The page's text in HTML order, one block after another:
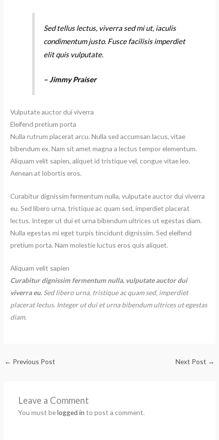
Sed tellus lectus, viverra sed mi ut, iaculis
condimentum justo. Fusce facilisis imperdiet
elit quis vulputate.
– Jimmy Praiser
Vulputate auctor dui viverra
Eleifend pretium porta
Nulla rutrum placerat arcu. Nulla sed accumsan lacus, vitae
bibendum ex. Nam sit amet magna a lectus tempor elementum.
Aliquam velit sapien, aliquet id tristique vel, congue vitae leo.
Aenean at lobortis eros.
Curabitur dignissim fermentum nulla, vulputate auctor dui viverra
eu. Sed libero urna, tristique ac quam sed, imperdiet placerat
lectus. Integer ut dui et urna bibendum ultrices ut egestas diam.
Nulla egestas mi eget turpis tincidunt dignissim. Sed eleifend
pretium porta. Nam molestie luctus eros quis aliquet.
Aliquam velit sapien
Curabitur dignissim fermentum nulla, vulputate auctor dui
viverra eu. Sed libero urna, tristique ac quam sed, imperdiet
placerat lectus. Integer ut dui et urna bibendum ultrices ut egestas
diam.
← Previous Post Next Post →
Leave a Comment
You must belogged in to post a comment.